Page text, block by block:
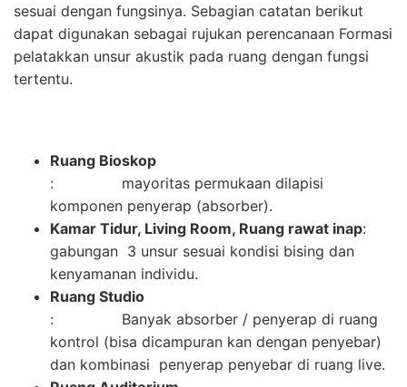
sesuai dengan fungsinya. Sebagian catatan berikut
dapat digunakan sebagai rujukan perencanaan Formasi
pelatakkan unsur akustik pada ruang dengan fungsi
tertentu.
Ruang Bioskop
: mayoritas permukaan dilapisi
komponen penyerap (absorber).
Kamar Tidur, Living Room, Ruang rawat inap:
gabungan 3 unsur sesuai kondisi bising dan
kenyamanan individu.
Ruang Studio
: Banyak absorber / penyerap di ruang
kontrol (bisa dicampuran kan dengan penyebar)
dan kombinasi penyerap penyebar di ruang live.